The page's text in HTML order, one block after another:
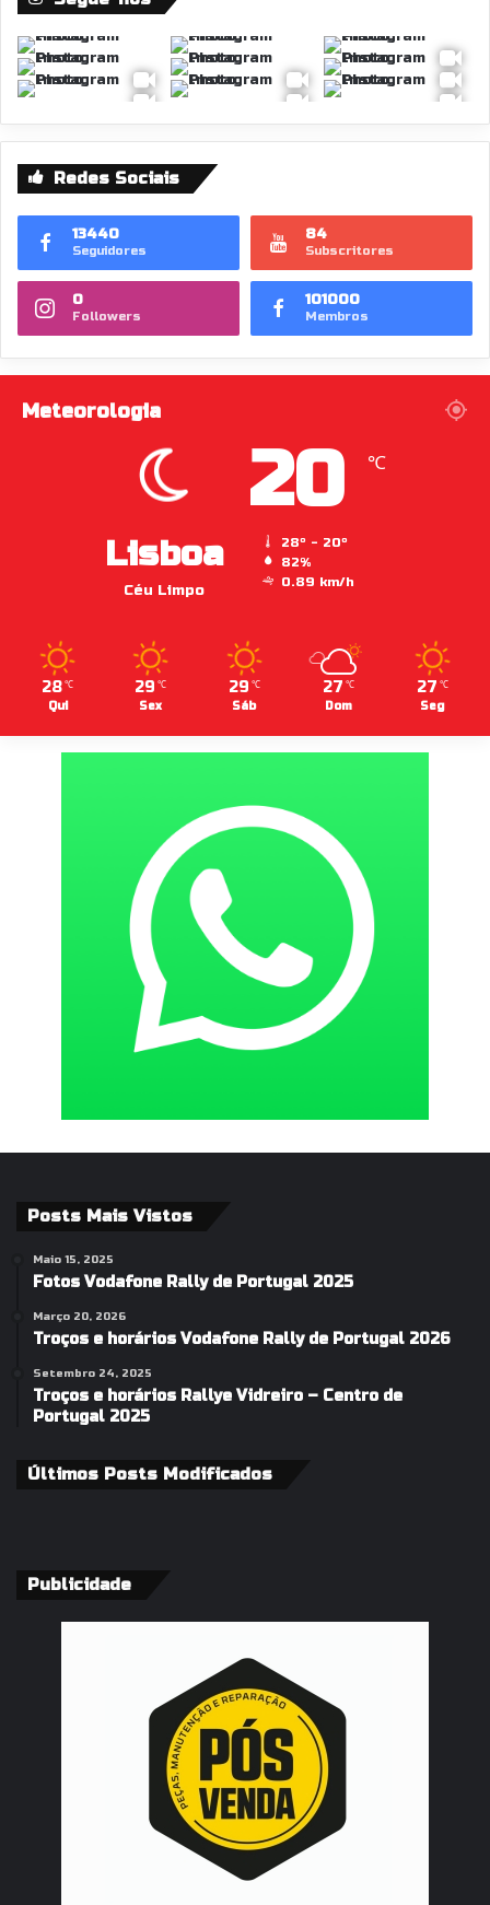
Redes Sociais
13440
Seguidores
84
Subscritores
0
Followers
101000
Membros
Meteorologia
Lisboa
Céu Limpo
20 ℃
28º - 20º
82%
0.89 km/h
28 ℃
Qui
29 ℃
Sex
29 ℃
Sáb
27 ℃
Dom
27 ℃
Seg
Posts Mais Vistos
Maio 15, 2025
Fotos Vodafone Rally de Portugal 2025
Março 20, 2026
Troços e horários Vodafone Rally de Portugal 2026
Setembro 24, 2025
Troços e horários Rallye Vidreiro – Centro de
Portugal 2025
Últimos Posts Modificados
Publicidade